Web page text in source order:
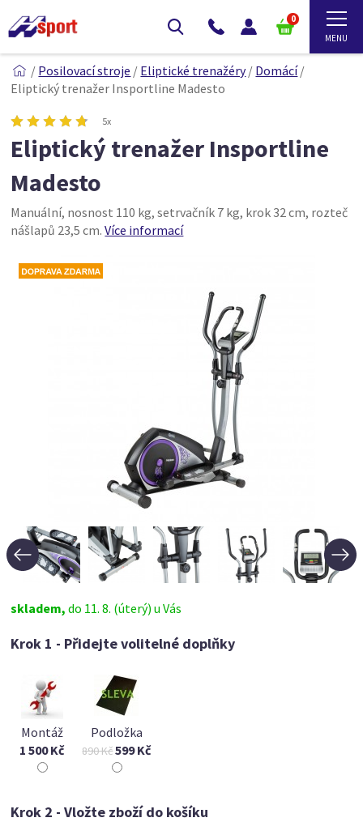
0
/ Posilovací stroje / Eliptické trenažéry/ Domácí/
Eliptický trenažer Insportline Madesto
5x
Eliptický trenažer Insportline
Madesto
Manuální, nosnost 110 kg, setrvačník 7 kg, krok 32 cm, rozteč
nášlapů 23,5 cm.Více informací
skladem,do 11. 8. (úterý) u Vás
Krok 1 - Přidejte volitelné doplňky
Montáž
1 500 Kč
Podložka
890 Kč599 Kč
Krok 2 - Vložte zboží do košíku